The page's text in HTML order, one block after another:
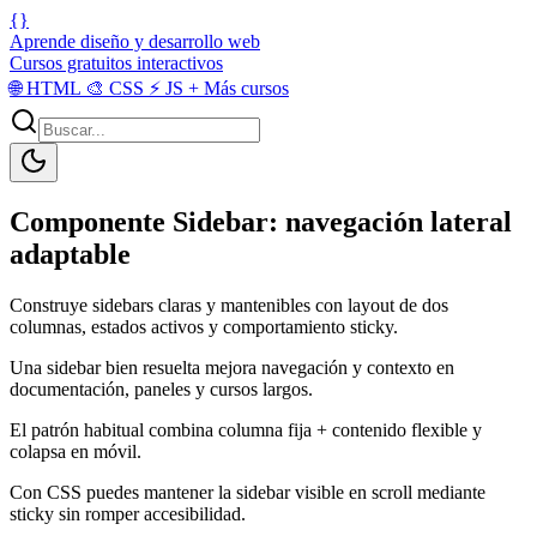
{}
Aprende diseño y desarrollo web
Cursos gratuitos interactivos
🌐HTML 🎨 CSS ⚡ JS + Más cursos
Componente Sidebar: navegación lateral
adaptable
Construye sidebars claras y mantenibles con layout de dos
columnas, estados activos y comportamiento sticky.
Una sidebar bien resuelta mejora navegación y contexto en
documentación, paneles y cursos largos.
El patrón habitual combina columna fija + contenido flexible y
colapsa en móvil.
Con CSS puedes mantener la sidebar visible en scroll mediante
sticky sin romper accesibilidad.